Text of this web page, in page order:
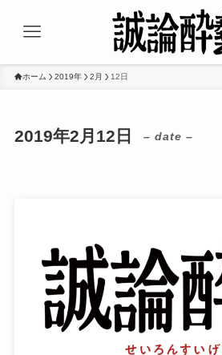
ホーム 2019年 2月 12日
2019年2月12日 – date –